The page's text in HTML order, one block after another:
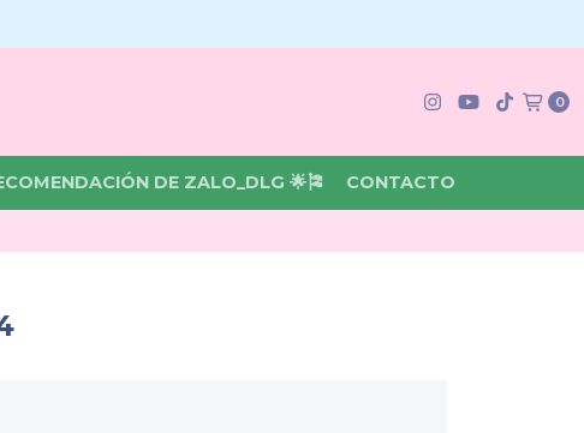
0
DE ZALO_DLG 🌟🎏 CONTACTO